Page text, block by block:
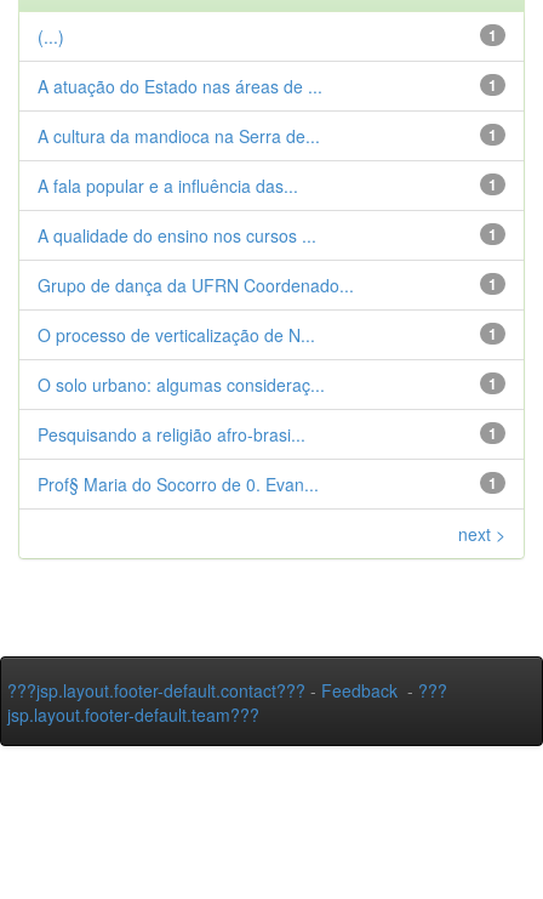
1
(...)
1
A atuação do Estado nas áreas de ...
1
A cultura da mandioca na Serra de...
1
A fala popular e a influência das...
1
A qualidade do ensino nos cursos ...
1
Grupo de dança da UFRN Coordenado...
1
O processo de verticalização de N...
1
O solo urbano: algumas consideraç...
1
Pesquisando a religião afro-brasi...
1
Prof§ Maria do Socorro de 0. Evan...
next >
???jsp.layout.footer-default.contact??? - Feedback - ???
jsp.layout.footer-default.team???